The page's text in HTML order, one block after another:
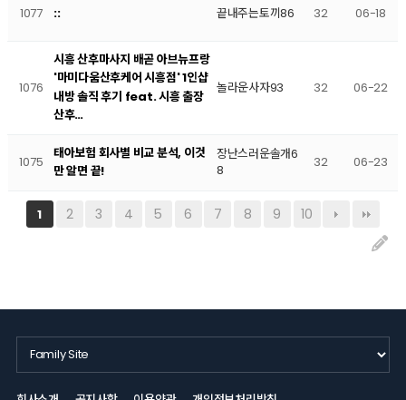
1077 :: 끝내주는토끼86 32 06-18
1076
시흥 산후마사지 배곧 아브뉴프랑
'마미다움산후케어 시흥점' 1인샵
내방 솔직 후기 feat. 시흥 출장
산후…
놀라운사자93 32 06-22
1075
태아보험 회사별 비교 분석, 이것
만 알면 끝!
장난스러운솔개6
8
32 06-23
1 2 3 4 5 6 7 8 9 10